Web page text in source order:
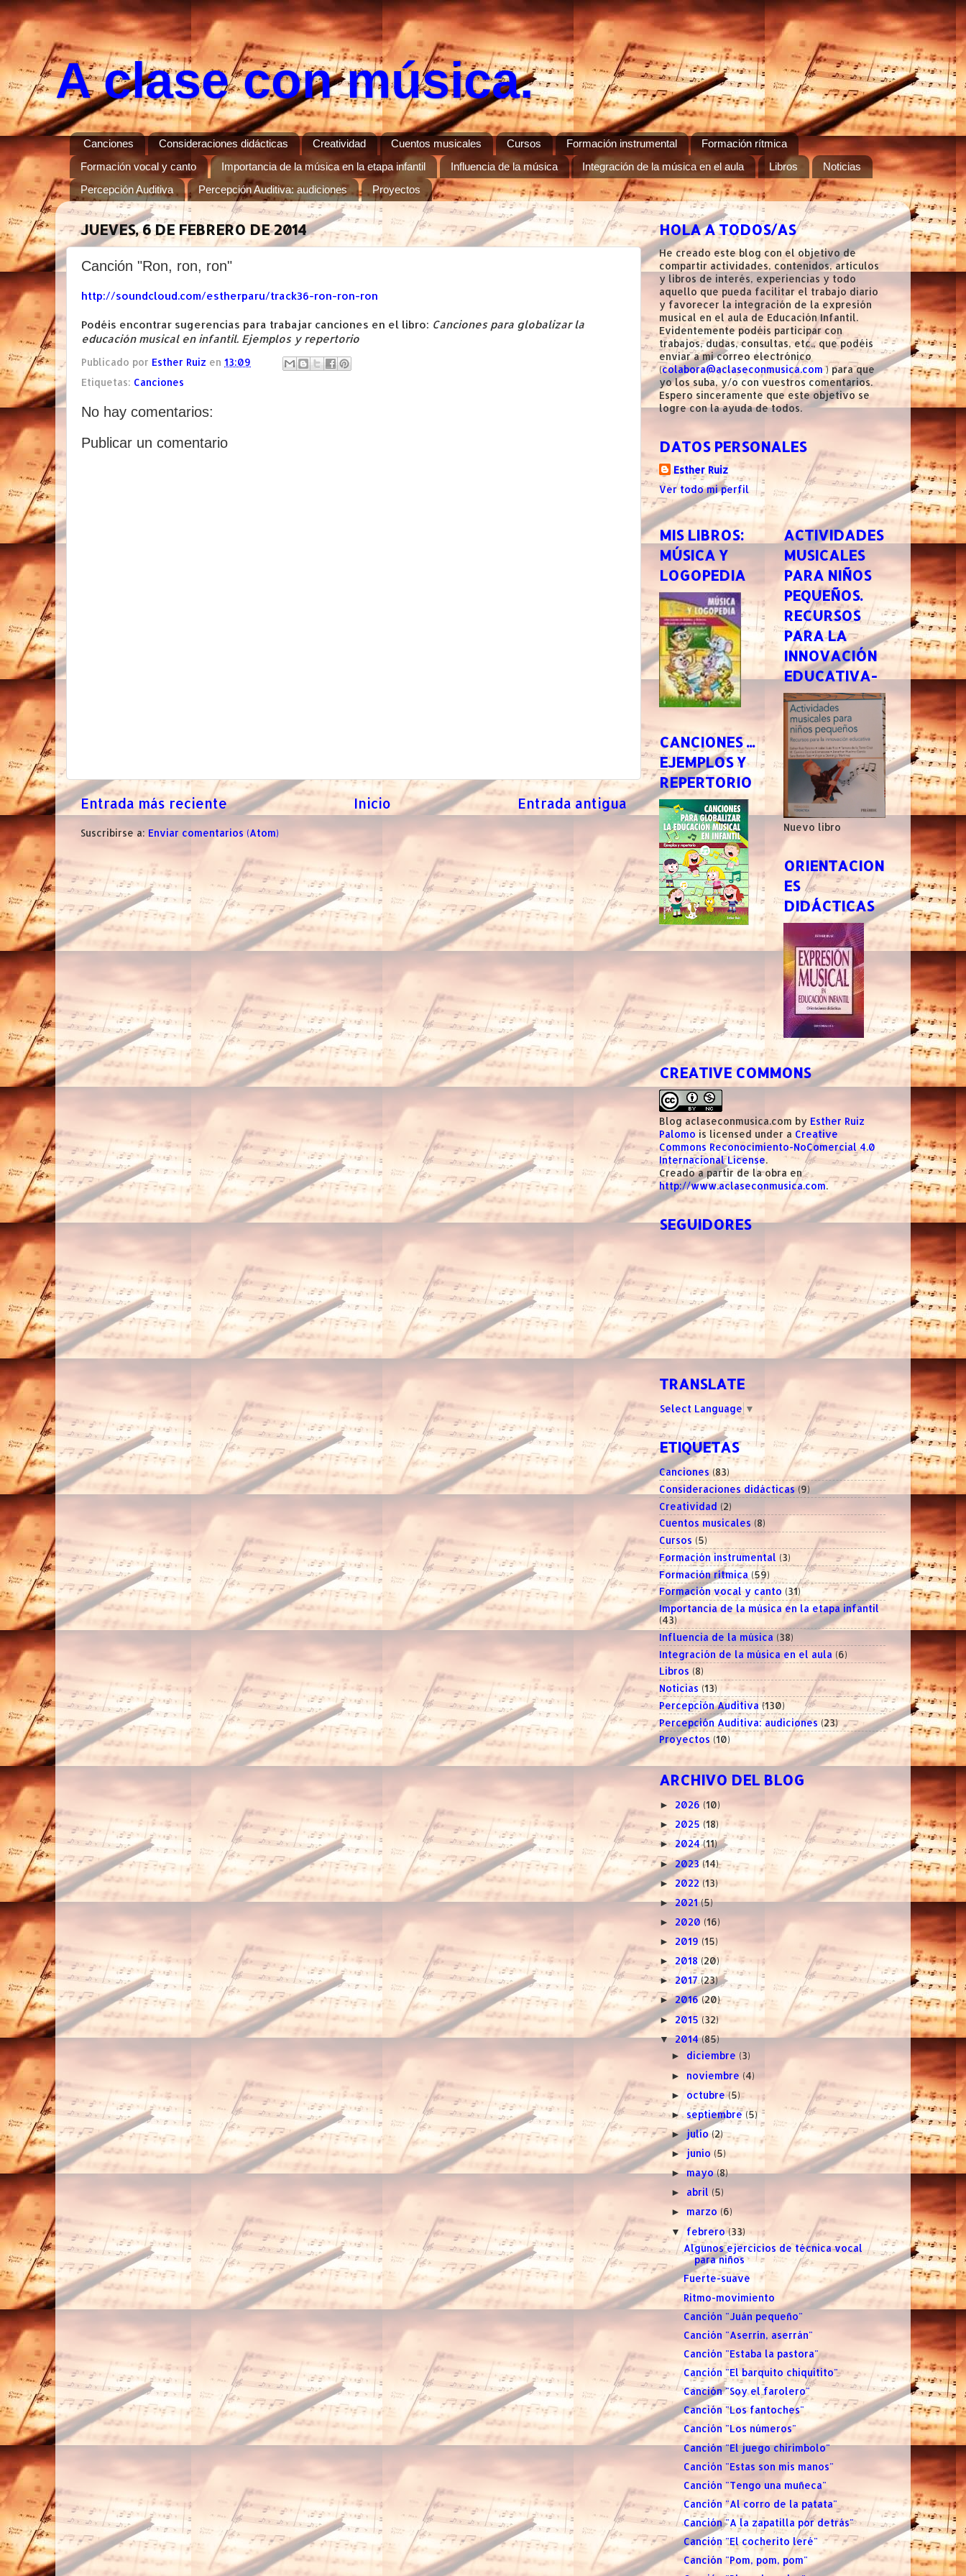
A clase con música.
Canciones Consideraciones didácticas Creatividad Cuentos musicales Cursos Formación instrumental
Formación rítmica
Formación vocal y canto
Importancia de la música en la etapa infantil Influencia de la música Integración de la música en el aula Libros
Noticias
Percepción Auditiva
Percepción Auditiva: audiciones Proyectos
JUEVES, 6 DE FEBRERO DE 2014
Canción "Ron, ron, ron"
http://soundcloud.com/estherparu/track36-ron-ron-ron
Podéis encontrar sugerencias para trabajar canciones en el libro: Canciones para globalizar la
educación musical en infantil. Ejemplos y repertorio
Publicado por Esther Ruiz en 13:09
Etiquetas: Canciones
No hay comentarios:
Publicar un comentario
Entrada más reciente Entrada antigua
Inicio
Suscribirse a: Enviar comentarios (Atom)
HOLA A TODOS/AS
He creado este blog con el objetivo de
compartir actividades, contenidos, artículos
y libros de interés, experiencias y todo
aquello que pueda facilitar el trabajo diario
y favorecer la integración de la expresión
musical en el aula de Educación Infantil.
Evidentemente podéis participar con
trabajos, dudas, consultas, etc., que podéis
enviar a mi correo electrónico
(colabora@aclaseconmusica.com) para que
yo los suba, y/o con vuestros comentarios.
Espero sinceramente que este objetivo se
logre con la ayuda de todos.
DATOS PERSONALES
Esther Ruiz
Ver todo mi perfil
MIS LIBROS:
MÚSICA Y
LOGOPEDIA
CANCIONES ...
EJEMPLOS Y
REPERTORIO
ACTIVIDADES
MUSICALES
PARA NIÑOS
PEQUEÑOS.
RECURSOS
PARA LA
INNOVACIÓN
EDUCATIVA-
Nuevo libro
ORIENTACION
ES
DIDÁCTICAS
CREATIVE COMMONS
Blog aclaseconmusica.com by Esther Ruiz
Palomo is licensed under a Creative
Commons Reconocimiento-NoComercial 4.0
Internacional License.
Creado a partir de la obra en
http://www.aclaseconmusica.com.
SEGUIDORES
TRANSLATE
Select Language ▼
ETIQUETAS
Canciones (83)
Consideraciones didácticas (9)
Creatividad (2)
Cuentos musicales (8)
Cursos (5)
Formación instrumental (3)
Formación rítmica (59)
Formación vocal y canto (31)
Importancia de la música en la etapa infantil
(43)
Influencia de la música (38)
Integración de la música en el aula (6)
Libros (8)
Noticias (13)
Percepción Auditiva (130)
Percepción Auditiva: audiciones (23)
Proyectos (10)
ARCHIVO DEL BLOG
► 2026 (10)
► 2025(18)
► 2024(11)
►2023(14)
► 2022 (13)
►2021(5)
► 2020 (16)
► 2019 (15)
► 2018 (20)
► 2017(23)
►2016(20)
► 2015 (32)
▼2014(85)
► diciembre (3)
► noviembre (4)
►octubre(5)
► septiembre(5)
►julio(2)
►junio (5)
►mayo(8)
► abril(5)
► marzo (6)
▼febrero(33)
Algunos ejercicios de técnica vocal
para niños
Fuerte-suave
Ritmo-movimiento
Canción "Juán pequeño"
Canción "Aserrín, aserrán"
Canción "Estaba la pastora"
Canción "El barquito chiquitito"
Canción "Soy el farolero"
Canción "Los fantoches"
Canción "Los números"
Canción "El juego chirimbolo"
Canción "Estas son mis manos"
Canción "Tengo una muñeca"
Canción "Al corro de la patata"
Canción "A la zapatilla por detrás"
Canción "El cocherito leré"
Canción "Pom, pom, pom"